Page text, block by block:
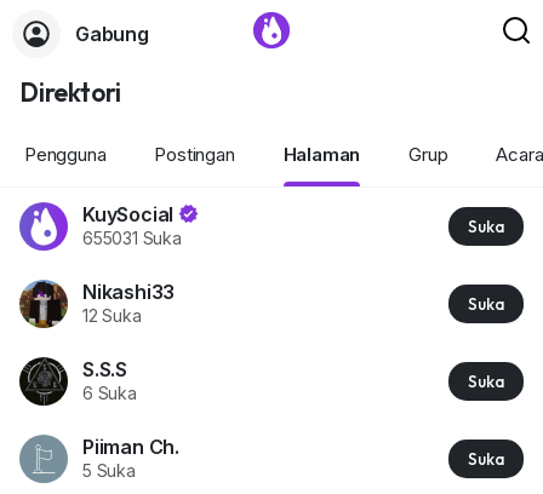
Gabung
Direktori
Pengguna Postingan Halaman Grup Acara
KuySocial
655031 Suka
Suka
Nikashi33
12 Suka
Suka
S.S.S
6 Suka
Suka
Piiman Ch.
5 Suka
Suka